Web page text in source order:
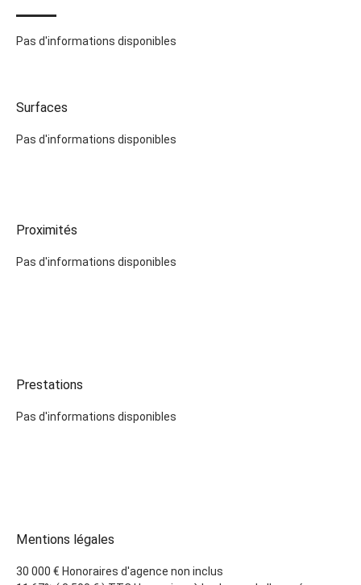
Pas d'informations disponibles
Surfaces
Pas d'informations disponibles
Proximités
Pas d'informations disponibles
Prestations
Pas d'informations disponibles
Mentions légales
30 000 € Honoraires d'agence non inclus